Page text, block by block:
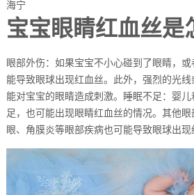
海宁
宝宝眼睛红血丝是
眼部外伤：如果宝宝不小心碰到了眼睛，
能导致眼球出现红血丝。此外，强烈的光
能对宝宝的眼睛造成刺激。睡眠不足：婴
足，也可能出现眼睛红血丝的情况。其他
眼、角膜炎等眼部疾病也可能导致眼球出现